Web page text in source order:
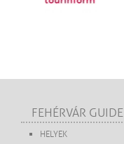
FEHÉRVÁR GUIDE
HELYEK